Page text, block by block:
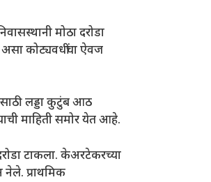
मोठा दरोडा
कोट्यवधींचा ऐवज
लड्डा कुटुंब आठ
माहिती समोर येत आहे.
टाकला. केअरटेकरच्या
नेले. प्राथमिक